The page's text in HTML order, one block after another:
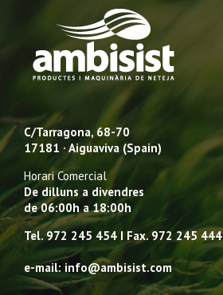
C/Tarragona, 68-70
17181 · Aiguaviva (Spain)
Horari Comercial
De dilluns a divendres
de 06:00h a 18:00h
Tel. 972 245 454 I Fax. 972 245 444
e-mail: info@ambisist.com